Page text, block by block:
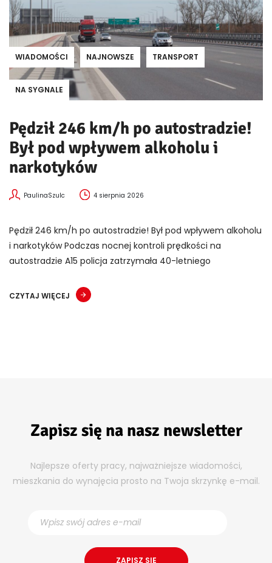
WIADOMOŚCI NAJNOWSZE TRANSPORT
NA SYGNALE
Pędził 246 km/h po autostradzie!
Był pod wpływem alkoholu i
narkotyków
PaulinaSzulc 4 sierpnia 2026
Pędził 246 km/h po autostradzie! Był pod wpływem alkoholu
i narkotyków Podczas nocnej kontroli prędkości na
autostradzie A15 policja zatrzymała 40-letniego
CZYTAJ WIĘCEJ
Zapisz się na nasz newsletter
Najlepsze oferty pracy, najważniejsze wiadomości,
mieszkania do wynajęcia prosto na Twoja skrzynkę e-mail.